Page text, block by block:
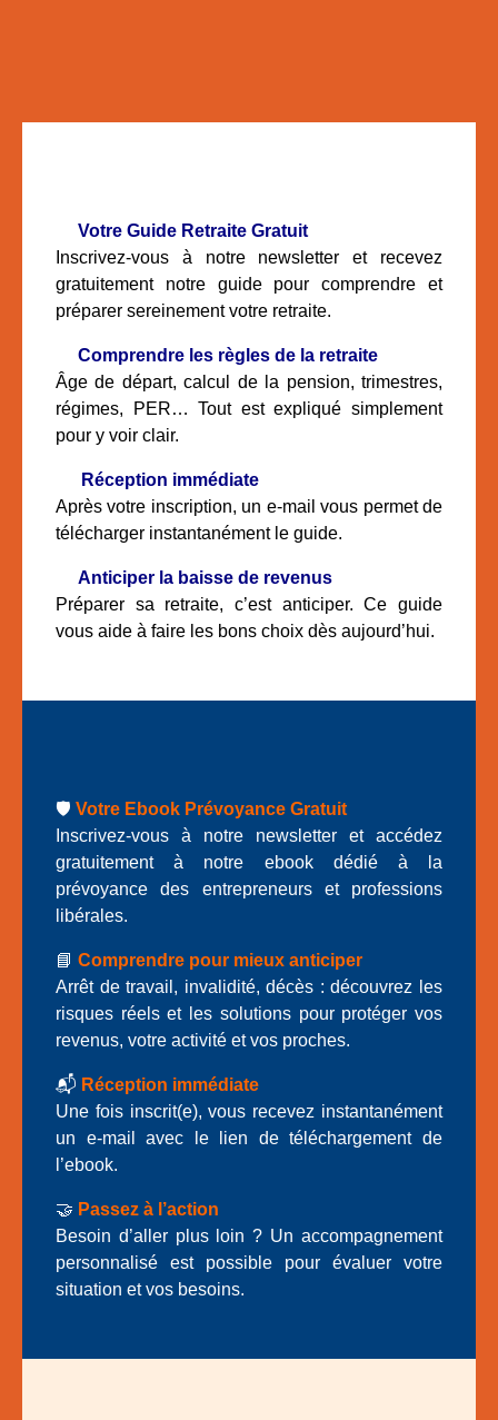
Votre Guide Retraite Gratuit
Inscrivez-vous à notre newsletter et recevez
gratuitement notre guide pour comprendre et
préparer sereinement votre retraite.
Comprendre les règles de la retraite
Âge de départ, calcul de la pension, trimestres,
régimes, PER… Tout est expliqué simplement
pour y voir clair.
Réception immédiate
Après votre inscription, un e-mail vous permet de
télécharger instantanément le guide.
Anticiper la baisse de revenus
Préparer sa retraite, c’est anticiper. Ce guide
vous aide à faire les bons choix dès aujourd’hui.
🛡️ Votre Ebook Prévoyance Gratuit
Inscrivez-vous à notre newsletter et accédez
gratuitement à notre ebook dédié à la
prévoyance des entrepreneurs et professions
libérales.
📘 Comprendre pour mieux anticiper
Arrêt de travail, invalidité, décès : découvrez les
risques réels et les solutions pour protéger vos
revenus, votre activité et vos proches.
📬 Réception immédiate
Une fois inscrit(e), vous recevez instantanément
un e-mail avec le lien de téléchargement de
l’ebook.
🤝 Passez à l’action
Besoin d’aller plus loin ? Un accompagnement
personnalisé est possible pour évaluer votre
situation et vos besoins.